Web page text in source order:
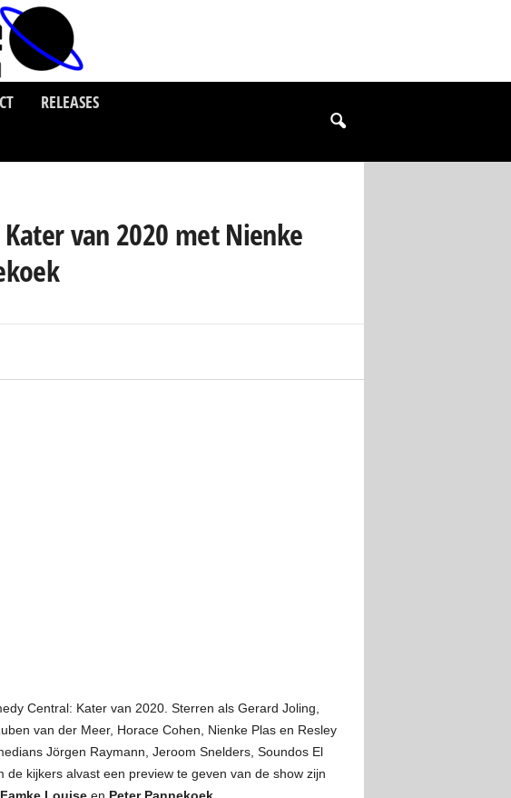
RELEASES
van 2020 met Nienke
Central: Kater van 2020. Sterren als Gerard Joling,
van der Meer, Horace Cohen, Nienke Plas en Resley
Jörgen Raymann, Jeroom Snelders, Soundos El
kijkers alvast een preview te geven van de show zijn